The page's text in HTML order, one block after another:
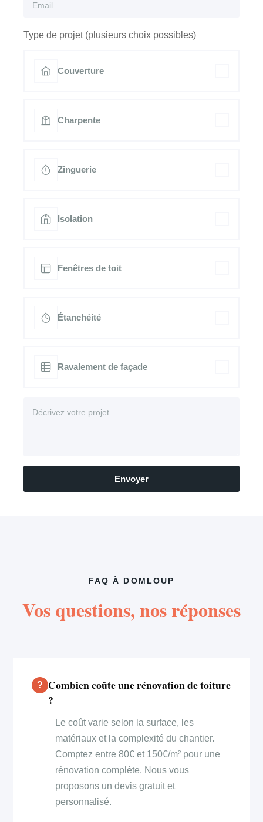
Type de projet (plusieurs choix possibles)
Couverture
Charpente
Zinguerie
Isolation
Fenêtres de toit
Étanchéité
Ravalement de façade
Envoyer
FAQ À DOMLOUP
Vos questions, nos réponses
Combien coûte une rénovation de toiture
?
Le coût varie selon la surface, les
matériaux et la complexité du chantier.
Comptez entre 80€ et 150€/m² pour une
rénovation complète. Nous vous
proposons un devis gratuit et
personnalisé.